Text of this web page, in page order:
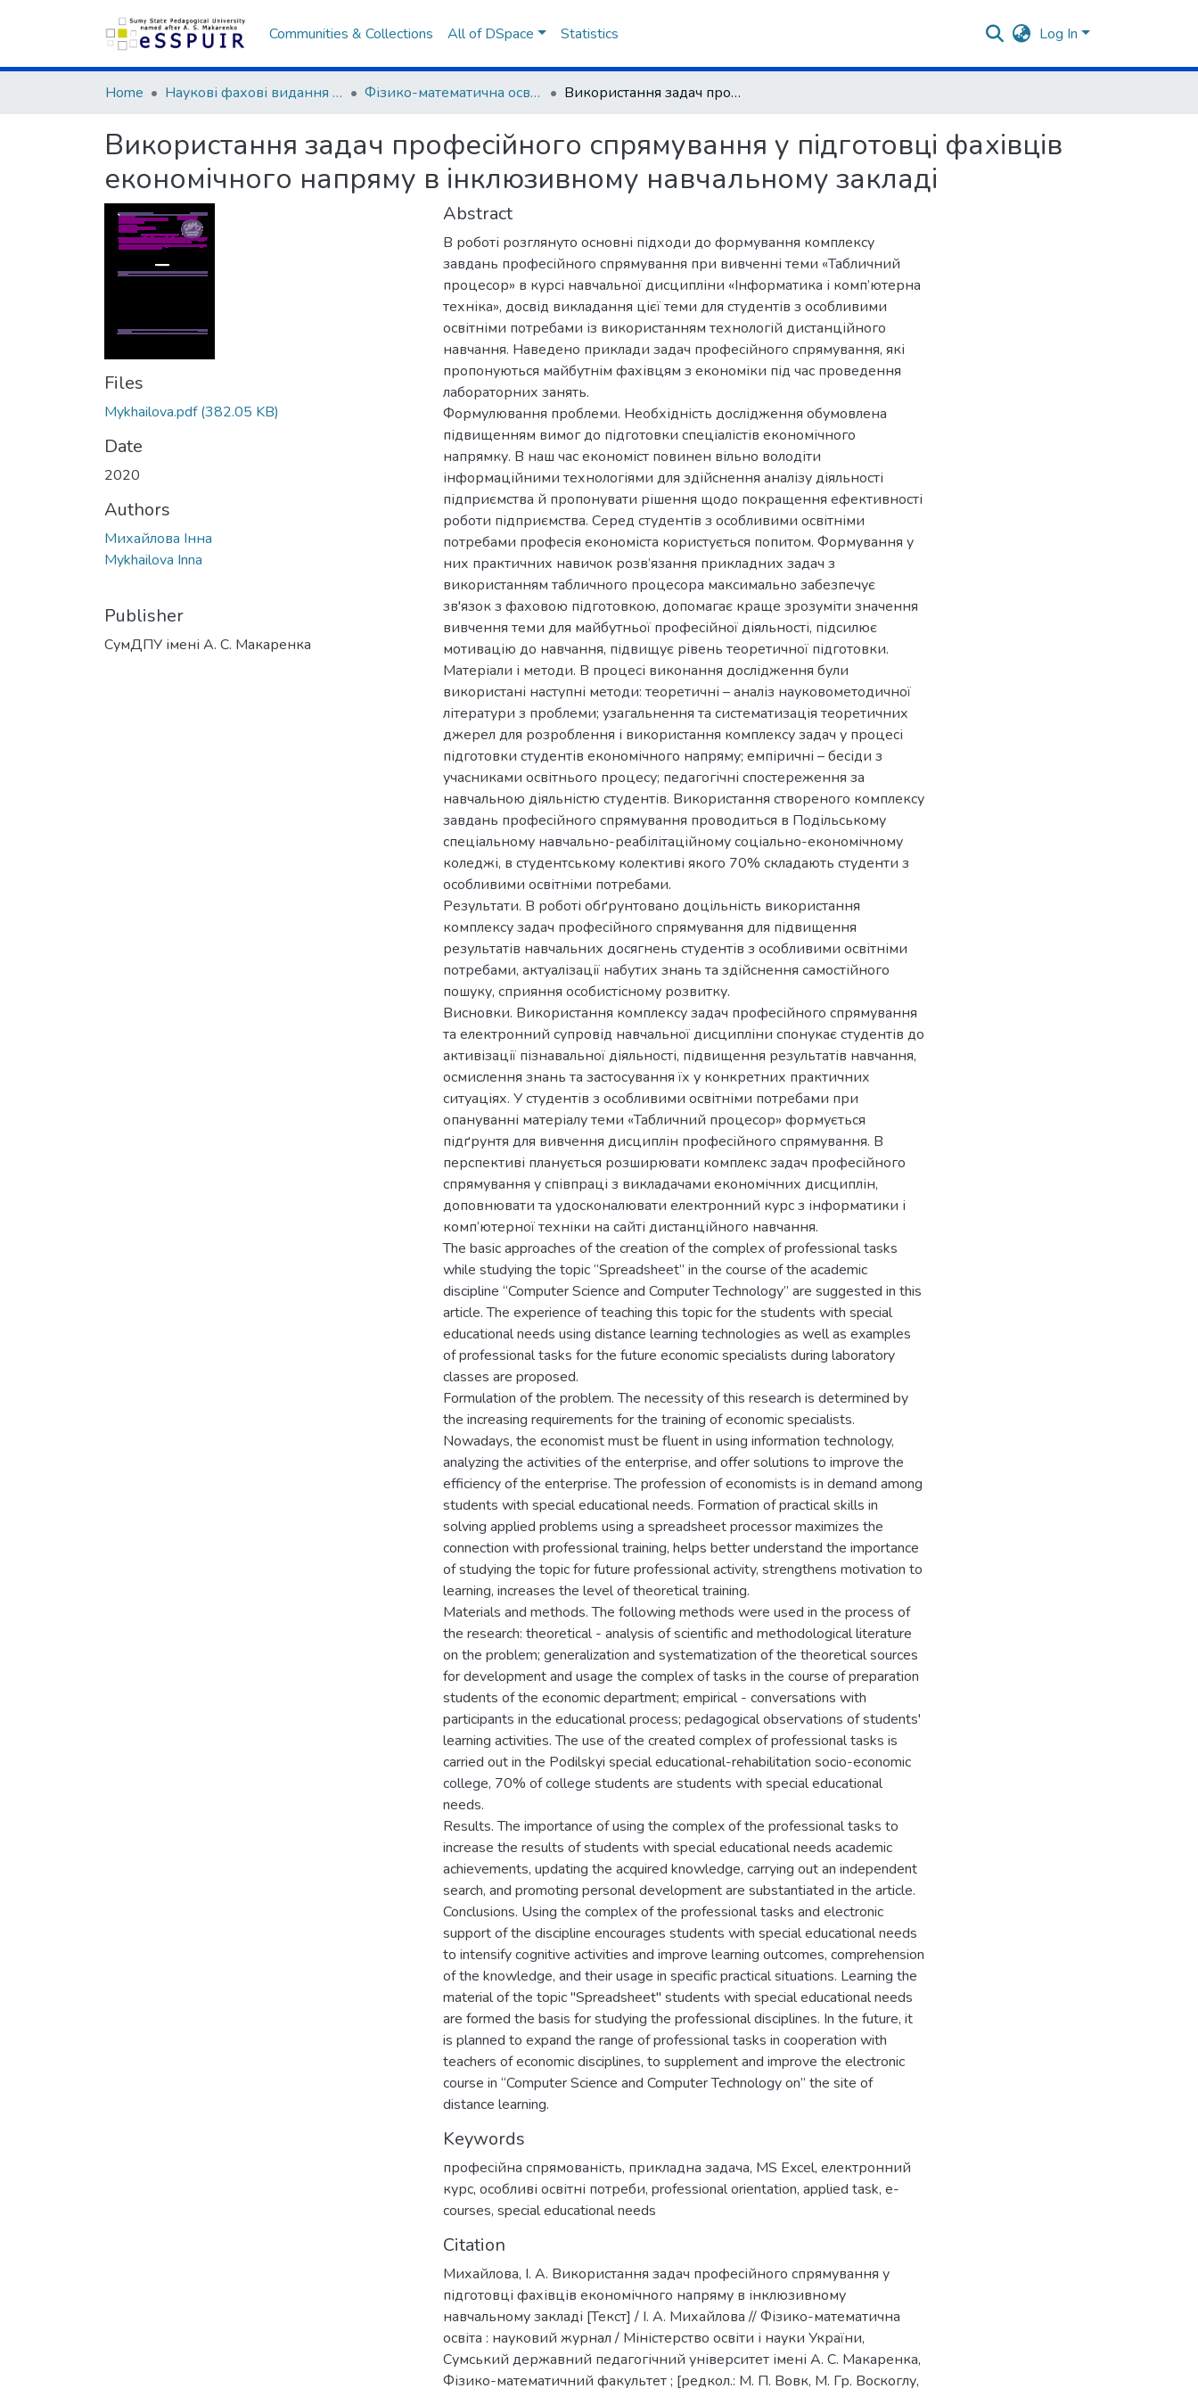
Communities & Collections All of DSpace Statistics Log In
Home Наукові фахові видання СумДПУ Фізико-математична освіта Використання задач професійного спрямування у підготовці фахівців економічного напряму в інклюзивному навчальному закладі
Використання задач професійного спрямування у підготовці фахівців
економічного напряму в інклюзивному навчальному закладі
Files
Mykhailova.pdf(382.05 KB)
Date
2020
Authors
Михайлова Інна
Mykhailova Inna
Publisher
СумДПУ імені А. С. Макаренка
Abstract
В роботі розглянуто основні підходи до формування комплексу
завдань професійного спрямування при вивченні теми «Табличний
процесор» в курсі навчальної дисципліни «Інформатика і комп’ютерна
техніка», досвід викладання цієї теми для студентів з особливими
освітніми потребами із використанням технологій дистанційного
навчання. Наведено приклади задач професійного спрямування, які
пропонуються майбутнім фахівцям з економіки під час проведення
лабораторних занять.
Формулювання проблеми. Необхідність дослідження обумовлена
підвищенням вимог до підготовки спеціалістів економічного
напрямку. В наш час економіст повинен вільно володіти
інформаційними технологіями для здійснення аналізу діяльності
підприємства й пропонувати рішення щодо покращення ефективності
роботи підприємства. Серед студентів з особливими освітніми
потребами професія економіста користується попитом. Формування у
них практичних навичок розв’язання прикладних задач з
використанням табличного процесора максимально забезпечує
зв'язок з фаховою підготовкою, допомагає краще зрозуміти значення
вивчення теми для майбутньої професійної діяльності, підсилює
мотивацію до навчання, підвищує рівень теоретичної підготовки.
Матеріали і методи. В процесі виконання дослідження були
використані наступні методи: теоретичні – аналіз науковометодичної
літератури з проблеми; узагальнення та систематизація теоретичних
джерел для розроблення і використання комплексу задач у процесі
підготовки студентів економічного напряму; емпіричні – бесіди з
учасниками освітнього процесу; педагогічні спостереження за
навчальною діяльністю студентів. Використання створеного комплексу
завдань професійного спрямування проводиться в Подільському
спеціальному навчально-реабілітаційному соціально-економічному
коледжі, в студентському колективі якого 70% складають студенти з
особливими освітніми потребами.
Результати. В роботі обґрунтовано доцільність використання
комплексу задач професійного спрямування для підвищення
результатів навчальних досягнень студентів з особливими освітніми
потребами, актуалізації набутих знань та здійснення самостійного
пошуку, сприяння особистісному розвитку.
Висновки. Використання комплексу задач професійного спрямування
та електронний супровід навчальної дисципліни спонукає студентів до
активізації пізнавальної діяльності, підвищення результатів навчання,
осмислення знань та застосування їх у конкретних практичних
ситуаціях. У студентів з особливими освітніми потребами при
опануванні матеріалу теми «Табличний процесор» формується
підґрунтя для вивчення дисциплін професійного спрямування. В
перспективі планується розширювати комплекс задач професійного
спрямування у співпраці з викладачами економічних дисциплін,
доповнювати та удосконалювати електронний курс з інформатики і
комп’ютерної техніки на сайті дистанційного навчання.
The basic approaches of the creation of the complex of professional tasks
while studying the topic “Spreadsheet” in the course of the academic
discipline “Computer Science and Computer Technology” are suggested in this
article. The experience of teaching this topic for the students with special
educational needs using distance learning technologies as well as examples
of professional tasks for the future economic specialists during laboratory
classes are proposed.
Formulation of the problem. The necessity of this research is determined by
the increasing requirements for the training of economic specialists.
Nowadays, the economist must be fluent in using information technology,
analyzing the activities of the enterprise, and offer solutions to improve the
efficiency of the enterprise. The profession of economists is in demand among
students with special educational needs. Formation of practical skills in
solving applied problems using a spreadsheet processor maximizes the
connection with professional training, helps better understand the importance
of studying the topic for future professional activity, strengthens motivation to
learning, increases the level of theoretical training.
Materials and methods. The following methods were used in the process of
the research: theoretical - analysis of scientific and methodological literature
on the problem; generalization and systematization of the theoretical sources
for development and usage the complex of tasks in the course of preparation
students of the economic department; empirical - conversations with
participants in the educational process; pedagogical observations of students'
learning activities. The use of the created complex of professional tasks is
carried out in the Podilskyi special educational-rehabilitation socio-economic
college, 70% of college students are students with special educational
needs.
Results. The importance of using the complex of the professional tasks to
increase the results of students with special educational needs academic
achievements, updating the acquired knowledge, carrying out an independent
search, and promoting personal development are substantiated in the article.
Conclusions. Using the complex of the professional tasks and electronic
support of the discipline encourages students with special educational needs
to intensify cognitive activities and improve learning outcomes, comprehension
of the knowledge, and their usage in specific practical situations. Learning the
material of the topic "Spreadsheet" students with special educational needs
are formed the basis for studying the professional disciplines. In the future, it
is planned to expand the range of professional tasks in cooperation with
teachers of economic disciplines, to supplement and improve the electronic
course in “Computer Science and Computer Technology on” the site of
distance learning.
Keywords
професійна спрямованість, прикладна задача, MS Excel, електронний
курс, особливі освітні потреби, professional orientation, applied task, e-
courses, special educational needs
Citation
Михайлова, І. А. Використання задач професійного спрямування у
підготовці фахівців економічного напряму в інклюзивному
навчальному закладі [Текст] / І. А. Михайлова // Фізико-математична
освіта : науковий журнал / Міністерство освіти і науки України,
Сумський державний педагогічний університет імені А. С. Макаренка,
Фізико-математичний факультет ; [редкол.: М. П. Вовк, М. Гр. Воскоглу,